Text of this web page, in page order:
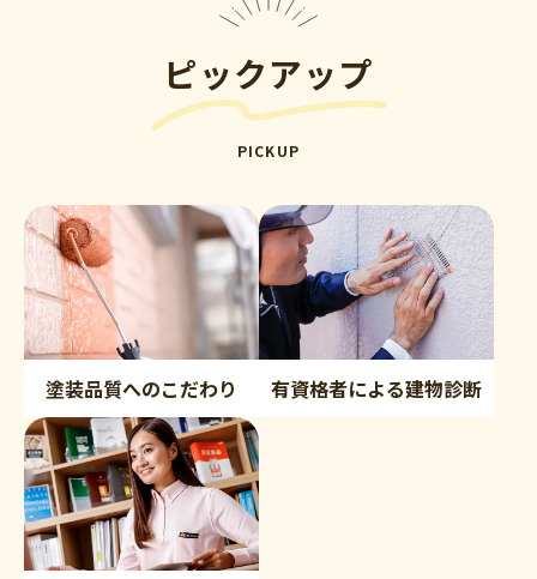
ピックアップ
PICKUP
塗装品質へのこだわり 有資格者による建物診断